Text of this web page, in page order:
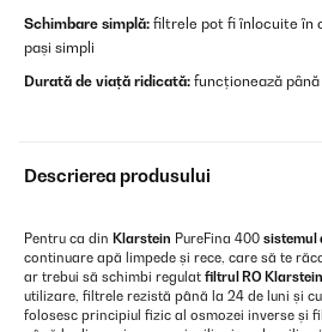
Schimbare simplă: filtrele pot fi înlocuite în
pași simpli
Durată de viață ridicată: funcționează până
Descrierea produsului
Pentru ca din Klarstein PureFina 400 sistemul
continuare apă limpede și rece, care să te
ar trebui să schimbi regulat filtrul RO Klarstein
utilizare, filtrele rezistă până la 24 de luni și
folosesc principiul fizic al osmozei inverse și